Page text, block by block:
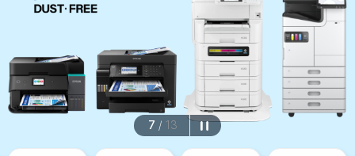
7 / 13